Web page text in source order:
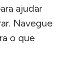
ajudar
Navegue
o que